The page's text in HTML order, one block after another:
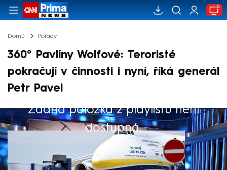
Domů Pořady
360° Pavlíny Wolfové: Teroristé
pokračují v činnosti i nyní, říká generál
Petr Pavel
Žádná položka z playlistu není
dostupná.
Výběr redakce